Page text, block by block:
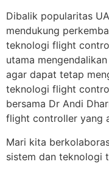
Dibalik popularitas
mendukung
teknologi flight
utama
agar dapat tetap
teknologi flight
bersama Dr Andi
flight controller yang
Mari kita
sistem dan teknologi